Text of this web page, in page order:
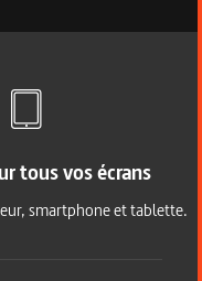
tous vos écrans
smartphone et tablette.